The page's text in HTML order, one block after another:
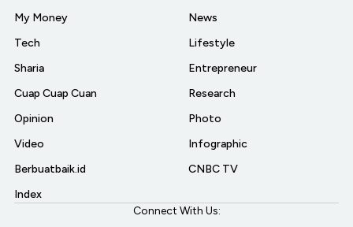
My Money
Tech
Sharia
Cuap Cuap Cuan
Opinion
Video
Berbuatbaik.id
Index
News
Lifestyle
Entrepreneur
Research
Photo
Infographic
CNBC TV
Connect With Us: